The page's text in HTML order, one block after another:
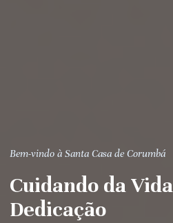
Bem-vindo à Santa Casa de Corumbá
Cuidando da
Dedicação